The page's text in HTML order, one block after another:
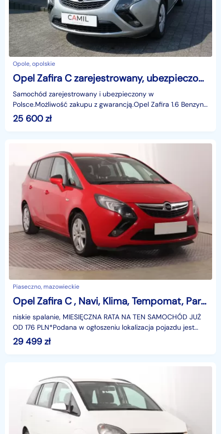
Opole, opolskie
Opel Zafira C zarejestrowany, ubezpieczony, 7-osobowy
Samochód zarejestrowany i ubezpieczony w
Polsce.Możliwość zakupu z gwarancją.Opel Zafira 1.6 Benzyna
136 KM | 2013 | Nawigacja | Szary metalik | ZadbanySzukasz
25 600zł
Piaseczno, mazowieckie
Opel Zafira C , Navi, Klima, Tempomat, Parktronic, Podgrzewane siedzienia
niskie spalanie, MIESIĘCZNA RATA NA TEN SAMOCHÓD JUŻ
OD 176 PLN*Podana w ogłoszeniu lokalizacja pojazdu jest
aktualna na dzień wystawienia ogłoszenia. Przed pr
29 499 zł